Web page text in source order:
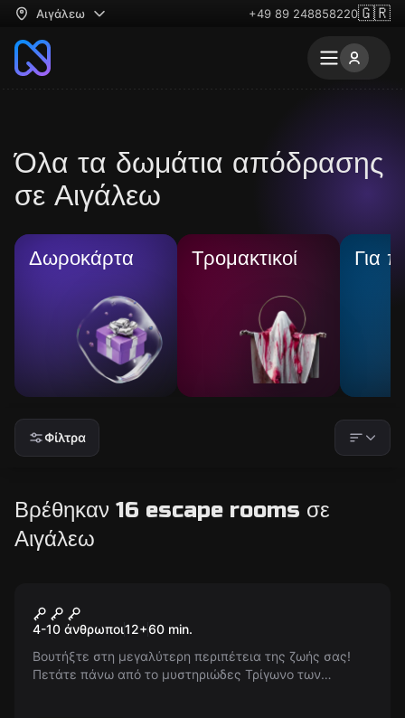
Αιγάλεω +49 89 248858220🇬🇷
Όλα τα δωμάτια απόδρασης
σε Αιγάλεω
Δωροκάρτα Τρομακτικοί Για
Φίλτρα
Βρέθηκαν 16 escape rooms σε
Αιγάλεω
Νέος
Fallout
4-10 άνθρωποι12+60 min.
Βουτήξτε στη μεγαλύτερη περιπέτεια της ζωής σας!
Πετάτε πάνω από το μυστηριώδες Τρίγωνο των